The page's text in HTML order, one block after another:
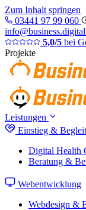
Zum Inhalt springen
03441 97 99 060
info@business.digital
5,0/5 bei
Projekte
Leistungen
Einstieg &
Digital Health
Beratung &
Webentwicklung
Webdesign &